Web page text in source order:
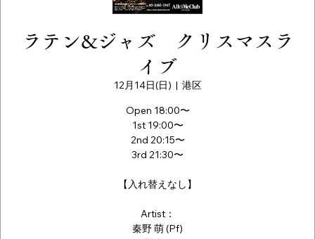
ラテン&ジャズ クリスマスラ
イブ
12月14日(日)
  |
港区
Open 18:00〜
1st 19:00〜
2nd 20:15〜
3rd 21:30〜
【入れ替えなし】
Artist：
秦野 萌 (Pf)